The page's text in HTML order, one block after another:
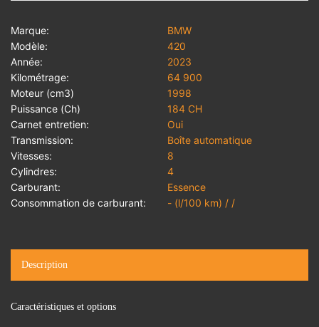
Marque:
BMW
Modèle:
420
Année:
2023
Kilométrage:
64 900
Moteur (cm3)
1998
Puissance (Ch)
184 CH
Carnet entretien:
Oui
Transmission:
Boîte automatique
Vitesses:
8
Cylindres:
4
Carburant:
Essence
Consommation de carburant:
- (l/100 km) / /
Description
Caractéristiques et options